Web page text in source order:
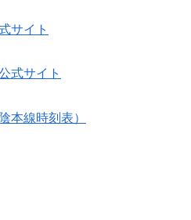
サイト
式サイト
本線時刻表）